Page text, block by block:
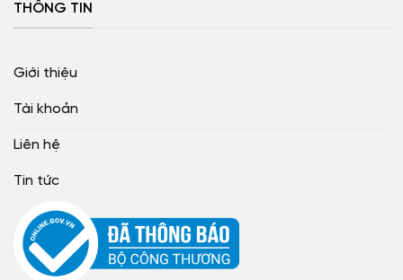
THÔNG TIN
Giới thiệu
Tài khoản
Liên hệ
Tin tức